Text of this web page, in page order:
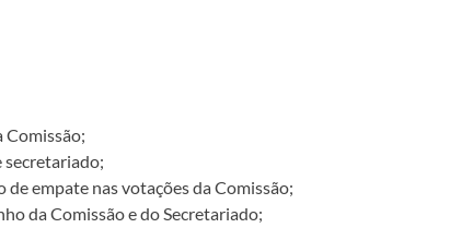
Comissão;
secretariado;
empate nas votações da Comissão;
da Comissão e do Secretariado;